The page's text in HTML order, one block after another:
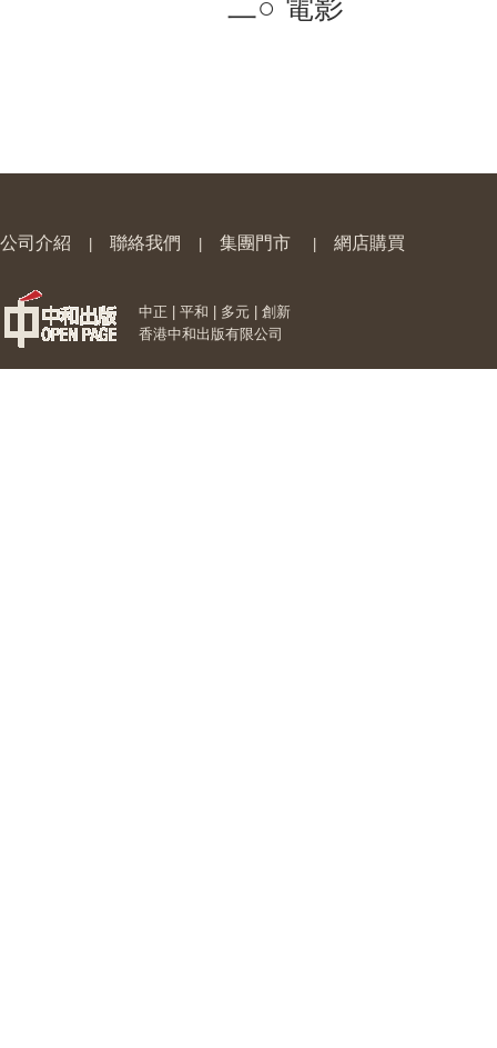
二○ 電影
公司介紹 聯絡我們 集團門市 網店購買
中正 | 平和 | 多元 | 創新
香港中和出版有限公司